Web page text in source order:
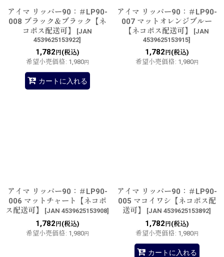
アイマ リッパー90：＃LP90-
008 ブラック＆ブラック【ネ
コポス配送可】
[JAN
4539625153922]
1,782 円(税込)
希望小売価格: 1,980円
カートに入れる
アイマ リッパー90：＃LP90-
007 マットオレンジブルー
【ネコポス配送可】
[JAN
4539625153915]
1,782 円(税込)
希望小売価格: 1,980円
アイマ リッパー90：＃LP90-
006 マットチャート【ネコポ
ス配送可】
[JAN 4539625153908]
1,782 円(税込)
希望小売価格: 1,980円
アイマ リッパー90：＃LP90-
005 マコイワシ【ネコポス配
送可】
[JAN 4539625153892]
1,782 円(税込)
希望小売価格: 1,980円
カートに入れる